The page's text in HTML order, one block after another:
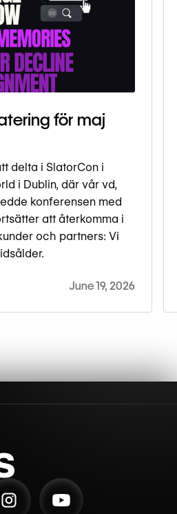
för maj
delta i SlatorCon i
i Dublin, där vår vd,
konferensen med
att återkomma i
och partners: Vi
June 19, 2026